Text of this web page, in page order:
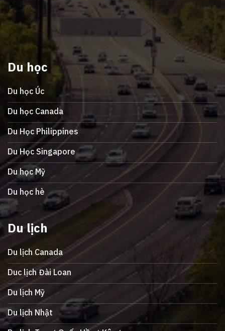
Du học
Du học Úc
Du học Canada
Du Học Philippines
Du Học Singapore
Du học Mỹ
Du học hè
Du lịch
Du lịch Canada
Duc lịch Đài Loan
Du lịch Mỹ
Du lịch Nhật